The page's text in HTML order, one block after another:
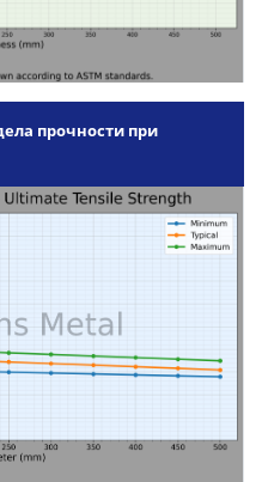
прочности при